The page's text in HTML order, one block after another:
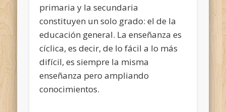
primaria y la secundaria
constituyen un solo grado: el de la
educación general. La enseñanza es
cíclica, es decir, de lo fácil a lo más
difícil, es siempre la misma
enseñanza pero ampliando
conocimientos.